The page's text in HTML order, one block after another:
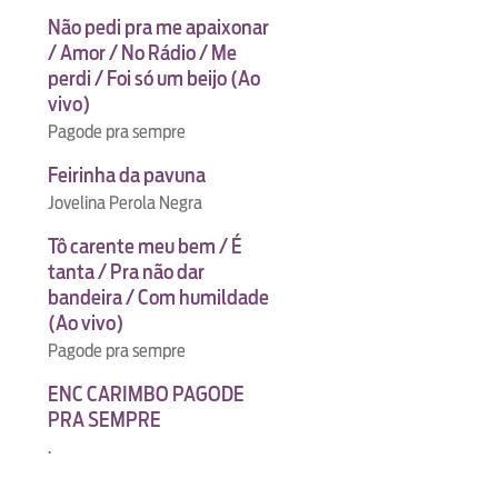
Não pedi pra me apaixonar
/ Amor / No Rádio / Me
perdi / Foi só um beijo (Ao
vivo)
Pagode pra sempre
Feirinha da pavuna
Jovelina Perola Negra
Tô carente meu bem / É
tanta / Pra não dar
bandeira / Com humildade
(Ao vivo)
Pagode pra sempre
ENC CARIMBO PAGODE
PRA SEMPRE
.